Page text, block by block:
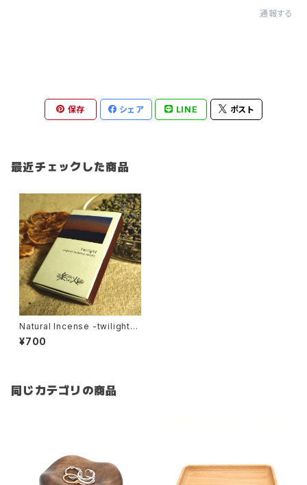
通報する
保存 シェア LINE ポスト
最近チェックした商品
Natural Incense -twilight-
by 楽しい火遊び
¥700
同じカテゴリの商品